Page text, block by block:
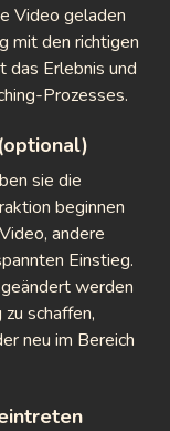
Video geladen
mit den richtigen
das Erlebnis und
Prozesses.
sie die
beginnen
andere
Einstieg.
werden
schaffen,
neu im Bereich